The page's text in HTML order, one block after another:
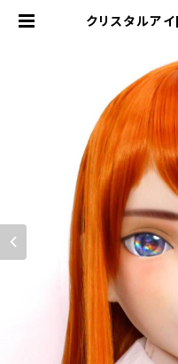
クリスタルア